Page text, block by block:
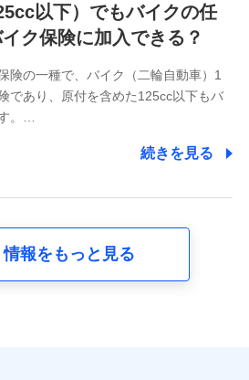
を提供した際のメール内容や送信履
案内等を提供した際のメール内容や
含まれます。
コモが取得し、又は保有する保険契
て、保険契約者及び被保険者の氏
別、保険契約者と被保険者の関係、
行距離などの情報、建物の構造や築
以下）でもバイクの任
ク保険に加入できる？
険の一種で、バイク（二輪自動車）1
であり、原付を含めた125cc以下もバ
。…
続きを見る
報をもっと見る